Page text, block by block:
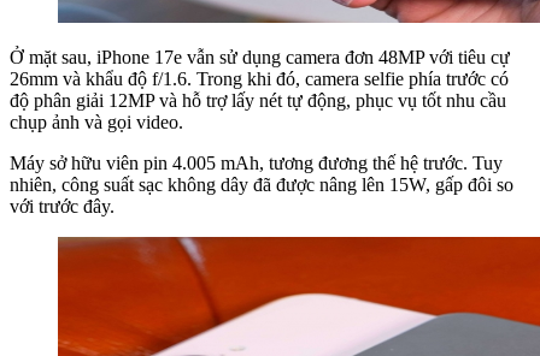
Ở mặt sau, iPhone 17e vẫn sử dụng camera đơn 48MP với tiêu cự
26mm và khẩu độ f/1.6. Trong khi đó, camera selfie phía trước có
độ phân giải 12MP và hỗ trợ lấy nét tự động, phục vụ tốt nhu cầu
chụp ảnh và gọi video.
Máy sở hữu viên pin 4.005 mAh, tương đương thế hệ trước. Tuy
nhiên, công suất sạc không dây đã được nâng lên 15W, gấp đôi so
với trước đây.